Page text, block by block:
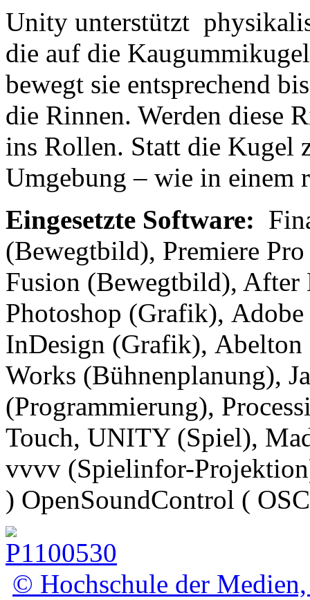
Unity unterstützt
die auf die
bewegt sie entsprechend
die Rinnen. Werden diese
ins Rollen. Statt die Kugel
Umgebung – wie in einem
Eingesetzte Software:
(Bewegtbild), Premiere
Fusion (Bewegtbild),
Photoshop (Grafik),
InDesign (Grafik), Abelton
Works (Bühnenplanung),
(Programmierung),
Touch, UNITY (Spiel),
vvvv (Spielinfor-
) OpenSoundControl (
© Hochschule der